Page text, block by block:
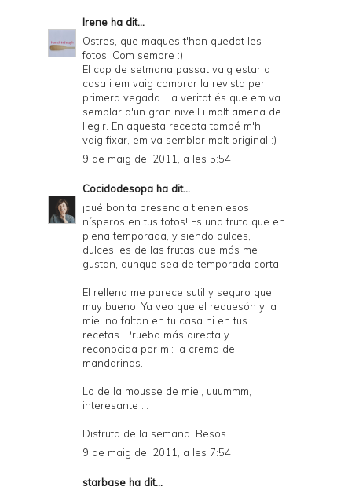
Irene ha dit...
Ostres, que maques t'han quedat les
fotos! Com sempre :)
El cap de setmana passat vaig estar a
casa i em vaig comprar la revista per
primera vegada. La veritat és que em va
semblar d'un gran nivell i molt amena de
llegir. En aquesta recepta també m'hi
vaig fixar, em va semblar molt original :)
9 de maig del 2011, a les 5:54
Cocidodesopa ha dit...
¡qué bonita presencia tienen esos
nísperos en tus fotos! Es una fruta que en
plena temporada, y siendo dulces,
dulces, es de las frutas que más me
gustan, aunque sea de temporada corta.
El relleno me parece sutil y seguro que
muy bueno. Ya veo que el requesón y la
miel no faltan en tu casa ni en tus
recetas. Prueba más directa y
reconocida por mi: la crema de
mandarinas.
Lo de la mousse de miel, uuummm,
interesante ...
Disfruta de la semana. Besos.
9 de maig del 2011, a les 7:54
starbase ha dit...